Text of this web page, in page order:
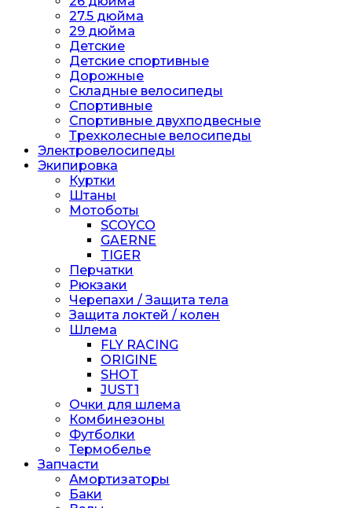
27.5 дюйма
29 дюйма
Детские
Детские спортивные
Дорожные
Складные велосипеды
Спортивные
Спортивные двухподвесные
Трехколесные велосипеды
Электровелосипеды
Экипировка
Куртки
Штаны
Мотоботы
SCOYCO
GAERNE
TIGER
Перчатки
Рюкзаки
Черепахи / Защита тела
Защита локтей / колен
Шлема
FLY RACING
ORIGINE
SHOT
JUST1
Очки для шлема
Комбинезоны
Футболки
Термобелье
Запчасти
Амортизаторы
Баки